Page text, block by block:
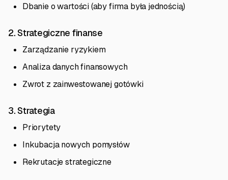
Dbanie o wartości (aby firma była jednością)
2. Strategiczne finanse
Zarządzanie ryzykiem
Analiza danych finansowych
Zwrot z zainwestowanej gotówki
3. Strategia
Priorytety
Inkubacja nowych pomysłów
Rekrutacje strategiczne